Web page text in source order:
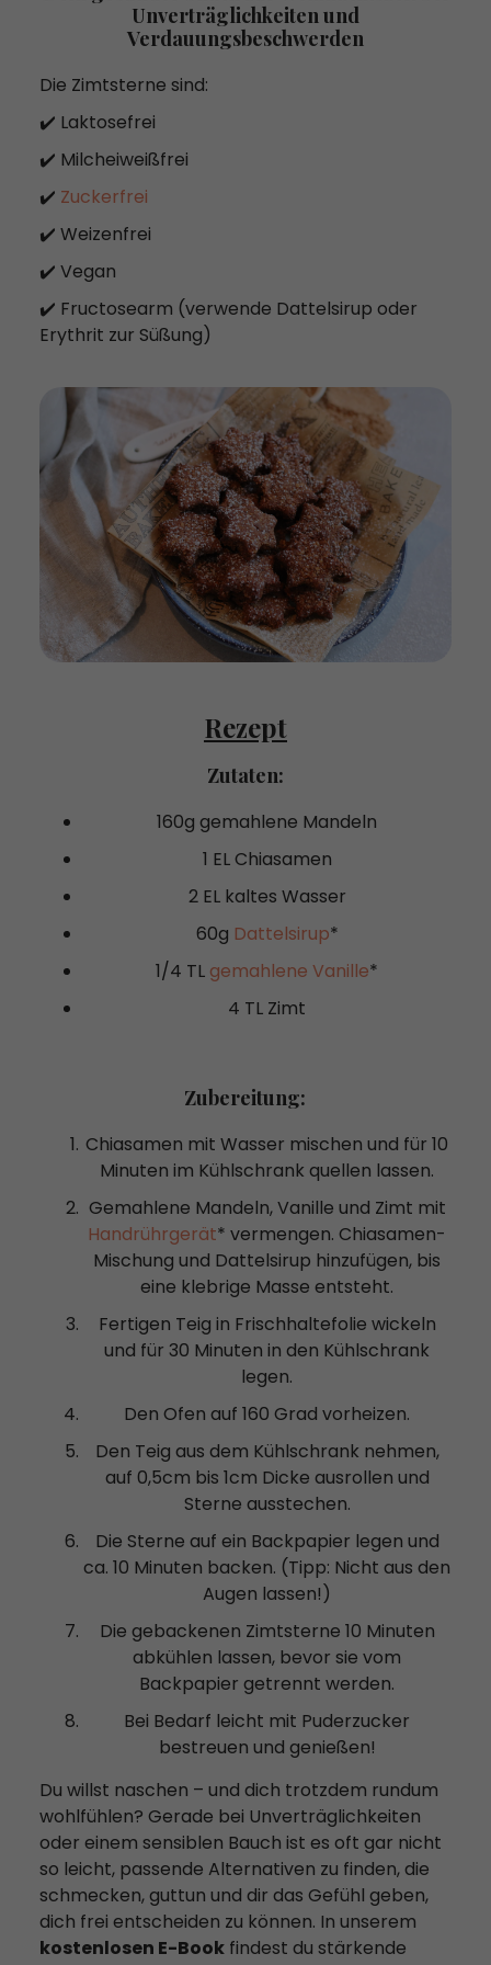
Unverträglichkeiten und
Verdauungsbeschwerden
Die Zimtsterne sind:
✔️ Laktosefrei
✔️ Milcheiweißfrei
✔️ Zuckerfrei
✔️ Weizenfrei
✔️ Vegan
✔️ Fructosearm (verwende Dattelsirup oder
Erythrit zur Süßung)
Rezept
Zutaten:
160g gemahlene Mandeln
1 EL Chiasamen
2 EL kaltes Wasser
60g Dattelsirup*
1/4 TL gemahlene Vanille*
4 TL Zimt
Zubereitung:
Chiasamen mit Wasser mischen und für 10
Minuten im Kühlschrank quellen lassen.
Gemahlene Mandeln, Vanille und Zimt mit
Handrührgerät* vermengen. Chiasamen-
Mischung und Dattelsirup hinzufügen, bis
eine klebrige Masse entsteht.
Fertigen Teig in Frischhaltefolie wickeln
und für 30 Minuten in den Kühlschrank
legen.
Den Ofen auf 160 Grad vorheizen.
Den Teig aus dem Kühlschrank nehmen,
auf 0,5cm bis 1cm Dicke ausrollen und
Sterne ausstechen.
Die Sterne auf ein Backpapier legen und
ca. 10 Minuten backen. (Tipp: Nicht aus den
Augen lassen!)
Die gebackenen Zimtsterne 10 Minuten
abkühlen lassen, bevor sie vom
Backpapier getrennt werden.
Bei Bedarf leicht mit Puderzucker
bestreuen und genießen!
Du willst naschen – und dich trotzdem rundum
wohlfühlen? Gerade bei Unverträglichkeiten
oder einem sensiblen Bauch ist es oft gar nicht
so leicht, passende Alternativen zu finden, die
schmecken, guttun und dir das Gefühl geben,
dich frei entscheiden zu können. In unserem
kostenlosen E-Bookfindest du stärkende